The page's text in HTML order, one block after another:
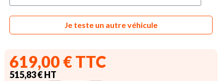
Je teste un autre véhicule
619,00 € TTC
515,83 € HT